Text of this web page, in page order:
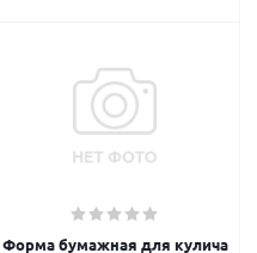
Форма бумажная для кулича